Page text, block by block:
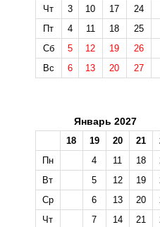
Чт
3 10 17
24
Пт
4 11 18
25
Сб
5 12 19
26
Вс
6 13 20 27
Январь 2027
18 19 20 21
Пн
4 11 18
Вт
5 12 19
Ср
6 13 20
Чт
7 14 21